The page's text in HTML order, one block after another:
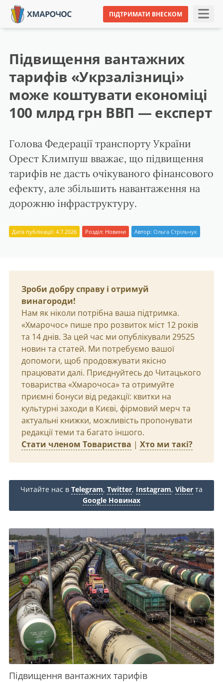
ПІДТРИМАТИ ВНЕСКОМ
Підвищення вантажних
тарифів «Укрзалізниці»
може коштувати економіці
100 млрд грн ВВП — експерт
Голова Федерації транспорту України
Орест Климпуш вважає, що підвищення
тарифів не дасть очікуваного фінансового
ефекту, але збільшить навантаження на
дорожню інфраструктуру.
Дата публікації: 4.7.2026 Розділ: Новини Автор: Ольга Стрільчук
Зроби добру справу і отримуй
винагороди!
Нам як ніколи потрібна ваша підтримка.
«Хмарочос» пише про розвиток міст 12 років
та 14 днів. За цей час ми опублікували 29525
новин та статей. Ми потребуємо вашої
допомоги, щоб продовжувати якісно
працювати далі. Приєднуйтесь до Читацького
товариства «Хмарочоса» та отримуйте
приємні бонуси від редакції: квитки на
культурні заходи в Києві, фірмовий мерч та
актуальні книжки, можливість пропонувати
редакції теми та багато іншого.
Стати членом Товариства | Хто ми такі?
Читайте нас в Telegram, Twitter, Instagram, Viber та
Google Новинах
Підвищення вантажних тарифів